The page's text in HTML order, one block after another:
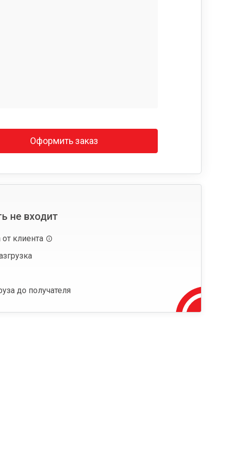
Оформить заказ
не входит
от клиента
до получателя